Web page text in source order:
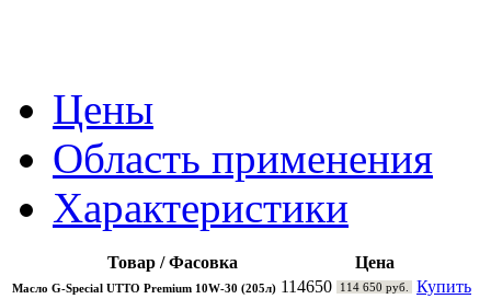
Цены
Область применения
Характеристики
Товар / Фасовка Цена
Масло G-Special UTTO Premium 10W-30 (205л) 114650 114 650 руб. Купить